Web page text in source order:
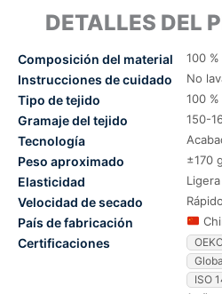
DETALLES DEL
Composición del material 100
Instrucciones de cuidado No
Tipo de tejido 100
Gramaje del tejido 150-
Tecnología
Peso aproximado ±170
Elasticidad
Velocidad de secado
País de fabricación
Certificaciones
ISO